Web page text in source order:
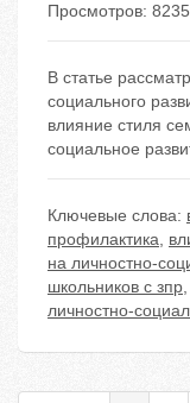
Просмотров: 8235
В статье
социального
влияние стиля
социальное
Ключевые слова:
профилактика,
на личностно-
школьников с зпр,
личностно-